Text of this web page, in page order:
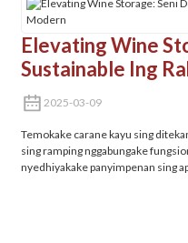
Elevating Wine
Sustainable Ing
2025-03-09
Temokake carane kayu sing
sing ramping nggabungake
nyedhiyakake panyimpenan sing